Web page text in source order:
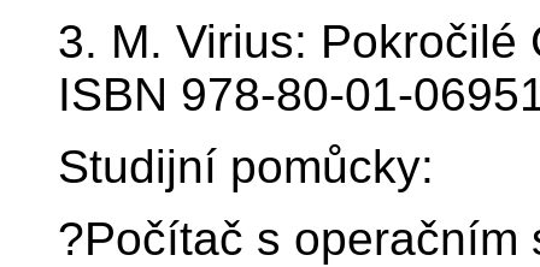
3. M. Virius: Pokročilé
ISBN 978-80-01-
Studijní pomůcky:
?Počítač s operačním